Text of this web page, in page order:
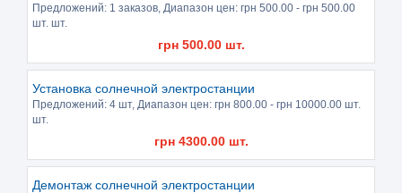
Предложений: 1 заказов , Диапазон цен: грн 500.00 - грн 500.00
шт. шт.
грн 500.00шт.
Установка солнечной электростанции
Предложений: 4 шт, Диапазон цен: грн 800.00 - грн 10000.00 шт.
шт.
грн 4300.00шт.
Демонтаж солнечной электростанции